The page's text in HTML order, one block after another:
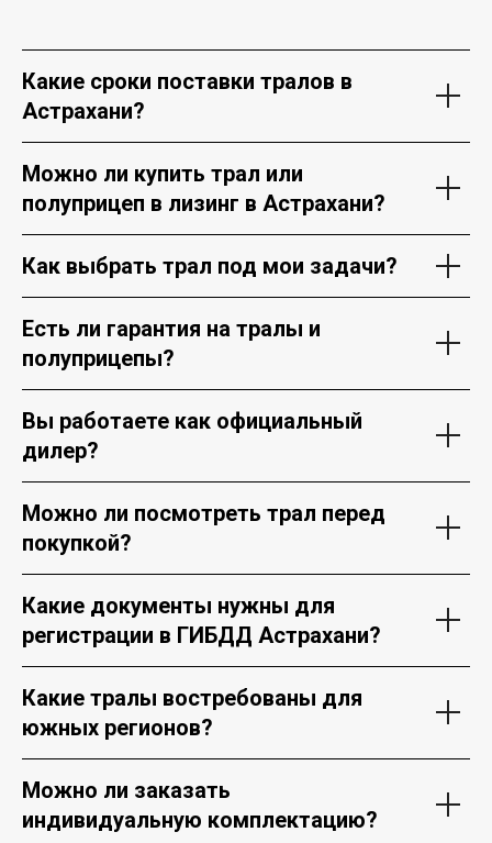
Какие сроки поставки тралов в
Астрахани?
Можно ли купить трал или
полуприцеп в лизинг в Астрахани?
Как выбрать трал под мои задачи?
Есть ли гарантия на тралы и
полуприцепы?
Вы работаете как официальный
дилер?
Можно ли посмотреть трал перед
покупкой?
Какие документы нужны для
регистрации в ГИБДД Астрахани?
Какие тралы востребованы для
южных регионов?
Можно ли заказать
индивидуальную комплектацию?